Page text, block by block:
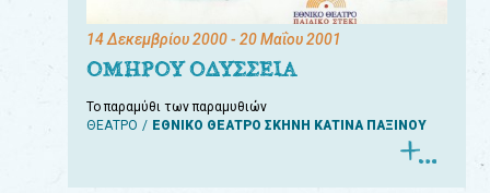
14 Δεκεμβρίου 2000- 20 Μαΐου 2001
ΟΜΗΡΟΥ ΟΔΥΣΣΕΙΑ
Το παραμύθι των παραμυθιών
ΘΕΑΤΡΟ
ΕΘΝΙΚΟ ΘΕΑΤΡΟ ΣΚΗΝΗ ΚΑΤΙΝΑ ΠΑΞΙΝΟΥ